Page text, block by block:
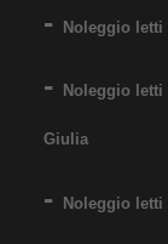
Noleggio
Noleggio
Giulia
Noleggio